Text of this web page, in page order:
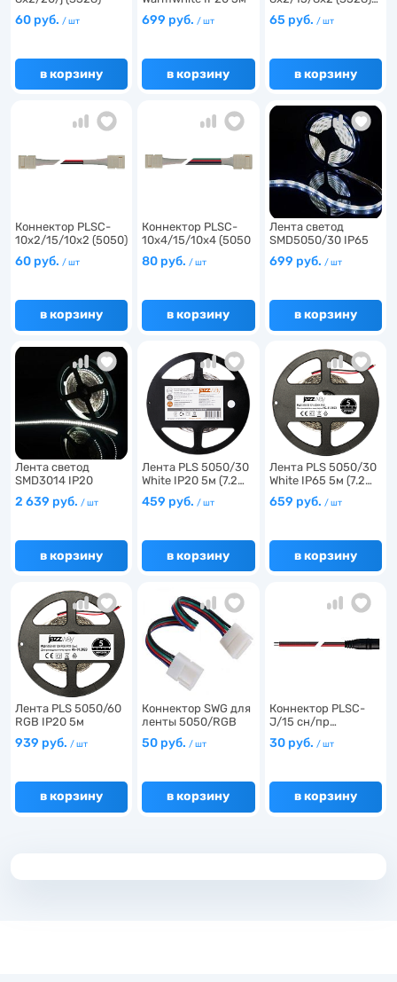
клип…
60 руб. / шт
в корзину
…
699 руб./ шт
в корзину
65 руб. / шт
в корзину
Коннектор PLSC-
10x2/15/10x2 (5050)
60 руб. / шт
в корзину
Коннектор PLSC-
10x4/15/10x4 (5050
80 руб./ шт
в корзину
Лента светод
SMD5050/30 IP65
Холодны…
699 руб. / шт
в корзину
Лента светод
SMD3014 IP20
Холодный б…
2 639 руб. / шт
в корзину
Лента PLS 5050/30
White IP20 5м (7.2…
459 руб./ шт
в корзину
Лента PLS 5050/30
White IP65 5м (7.2…
659 руб. / шт
в корзину
Лента PLS 5050/60
RGB IP20 5м
939 руб. / шт
в корзину
Коннектор SWG для
ленты 5050/RGB
50 руб./ шт
в корзину
Коннектор PLSC-
J/15 сн/пр…
30 руб. / шт
в корзину